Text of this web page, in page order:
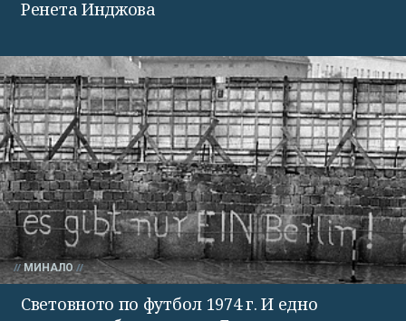
Ренета Инджова
МИНАЛО
Световното по футбол 1974 г. И едно